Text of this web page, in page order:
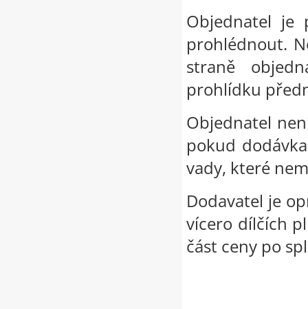
Objednatel je
prohlédnout.
straně
prohlídku
Objednatel
pokud
vady, které
Dodavatel je
vícero dílčích
část ceny po